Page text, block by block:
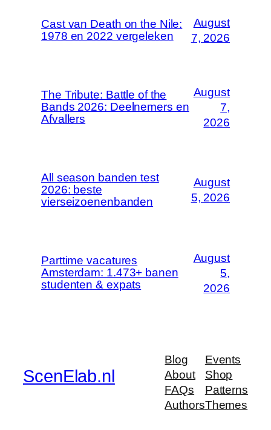
Cast van Death on the Nile:
1978 en 2022 vergeleken
August
7, 2026
The Tribute: Battle of the
Bands 2026: Deelnemers en
Afvallers
August
7,
2026
All season banden test
2026: beste
vierseizoenenbanden
August
5, 2026
Parttime vacatures
Amsterdam: 1.473+ banen
studenten & expats
August
5,
2026
ScenElab.nl
Blog
About
FAQs
Authors
Events
Shop
Patterns
Themes